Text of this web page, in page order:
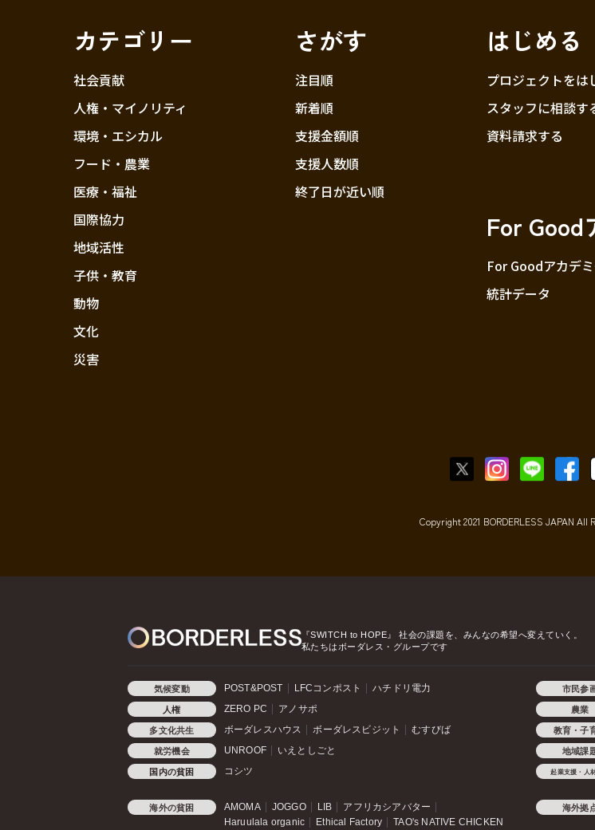
カテゴリー
社会貢献
人権・マイノリティ
環境・エシカル
フード・農業
医療・福祉
国際協力
地域活性
子供・教育
動物
文化
災害
さがす
注目順
新着順
支援金額順
支援人数順
終了日が近い順
はじめる
プロジェクトをは
スタッフに相談す
資料請求する
For Good
For Goodアカデ
統計データ
Copyright 2021 BORDERLESS JAPAN All
『SWITCH to HOPE』
社会の課題を、みんなの希望へ変えていく。
私たちはボーダレス・グループです
気候変動 POST&POST LFCコンポスト ハチドリ電力 市民参
人権 ZERO PC アノサポ 農業
多文化共生 ボーダレスハウス ボーダレスビジット むすびば 教育・子
就労機会 UNROOF いえとしごと 地域課
国内の貧困 コシツ 起業支援・人
海外の貧困 AMOMA JOGGO LIB
アフリカシアバター
Haruulala organic
Ethical Factory TAO's NATIVE CHICKEN
海外拠